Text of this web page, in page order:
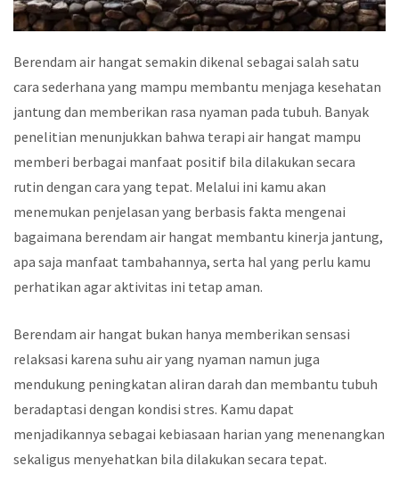
Berendam air hangat semakin dikenal sebagai salah satu
cara sederhana yang mampu membantu menjaga kesehatan
jantung dan memberikan rasa nyaman pada tubuh. Banyak
penelitian menunjukkan bahwa terapi air hangat mampu
memberi berbagai manfaat positif bila dilakukan secara
rutin dengan cara yang tepat. Melalui ini kamu akan
menemukan penjelasan yang berbasis fakta mengenai
bagaimana berendam air hangat membantu kinerja jantung,
apa saja manfaat tambahannya, serta hal yang perlu kamu
perhatikan agar aktivitas ini tetap aman.
Berendam air hangat bukan hanya memberikan sensasi
relaksasi karena suhu air yang nyaman namun juga
mendukung peningkatan aliran darah dan membantu tubuh
beradaptasi dengan kondisi stres. Kamu dapat
menjadikannya sebagai kebiasaan harian yang menenangkan
sekaligus menyehatkan bila dilakukan secara tepat.